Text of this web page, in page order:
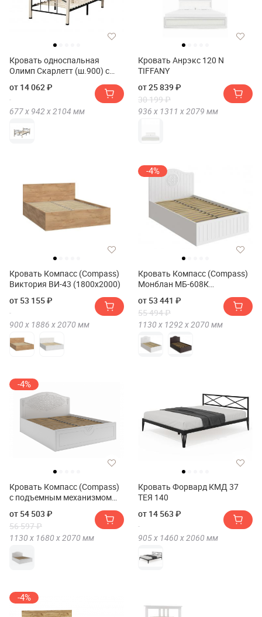
Кровать односпальная
Олимп Скарлетт (ш.900) с
от 14 062 ₽
677 х 942 х2104 мм
Кровать Анрэкс 120 N
TIFFANY
от 25 839 ₽
30 199 ₽
936 х 1311 х2079 мм
Кровать Компасс (Compass)
Виктория ВИ-43 (1800x2000)
от 53 155 ₽
900 х 1886 х2070 мм
-4%
Кровать Компасс (Compass)
Монблан МБ-608К
от 53 441 ₽
55 494 ₽
1130 х 1292 х2070 мм
-4%
Кровать Компасс (Compass)
с подъемным механизмом
от 54 503 ₽
56 597 ₽
1130 х 1680 х2070 мм
Кровать Форвард КМД 37
ТЕЯ 140
от 14 563 ₽
905 х 1460 х2060 мм
-4%